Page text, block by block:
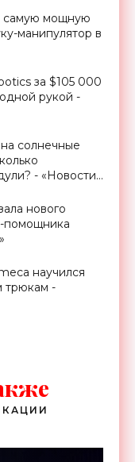
самую мощную
манипулятор в
за $105 000
рукой -
солнечные
- «Новости
нового
помощника
научился
трюкам -